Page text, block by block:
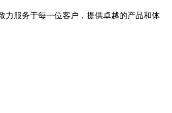
力服务于每一位客户，提供卓越的产品和体